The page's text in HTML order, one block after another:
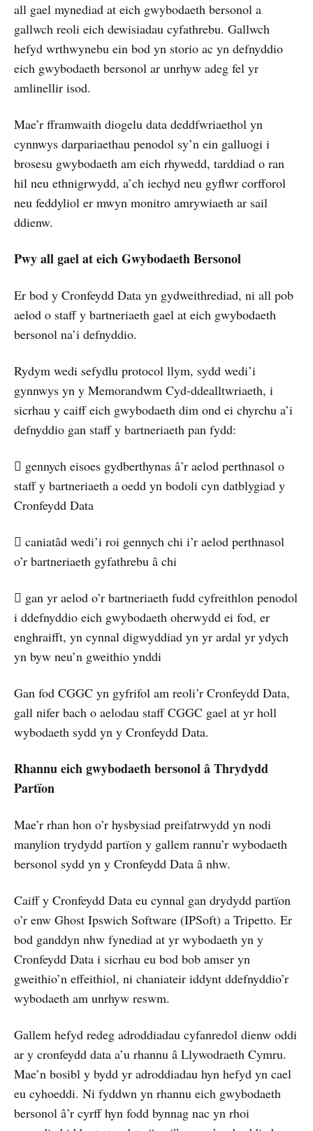
all gael mynediad at eich gwybodaeth bersonol a
gallwch reoli eich dewisiadau cyfathrebu. Gallwch
hefyd wrthwynebu ein bod yn storio ac yn defnyddio
eich gwybodaeth bersonol ar unrhyw adeg fel yr
amlinellir isod.
Mae’r fframwaith diogelu data deddfwriaethol yn
cynnwys darpariaethau penodol sy’n ein galluogi i
brosesu gwybodaeth am eich rhywedd, tarddiad o ran
hil neu ethnigrwydd, a’ch iechyd neu gyflwr corfforol
neu feddyliol er mwyn monitro amrywiaeth ar sail
ddienw.
Pwy all gael at eich Gwybodaeth Bersonol
Er bod y Cronfeydd Data yn gydweithrediad, ni all pob
aelod o staff y bartneriaeth gael at eich gwybodaeth
bersonol na’i defnyddio.
Rydym wedi sefydlu protocol llym, sydd wedi’i
gynnwys yn y Memorandwm Cyd-ddealltwriaeth, i
sicrhau y caiff eich gwybodaeth dim ond ei chyrchu a’i
defnyddio gan staff y bartneriaeth pan fydd:
 gennych eisoes gydberthynas â’r aelod perthnasol o
staff y bartneriaeth a oedd yn bodoli cyn datblygiad y
Cronfeydd Data
 caniatâd wedi’i roi gennych chi i’r aelod perthnasol
o’r bartneriaeth gyfathrebu â chi
 gan yr aelod o’r bartneriaeth fudd cyfreithlon penodol
i ddefnyddio eich gwybodaeth oherwydd ei fod, er
enghraifft, yn cynnal digwyddiad yn yr ardal yr ydych
yn byw neu’n gweithio ynddi
Gan fod CGGC yn gyfrifol am reoli’r Cronfeydd Data,
gall nifer bach o aelodau staff CGGC gael at yr holl
wybodaeth sydd yn y Cronfeydd Data.
Rhannu eich gwybodaeth bersonol â Thrydydd
Partïon
Mae’r rhan hon o’r hysbysiad preifatrwydd yn nodi
manylion trydydd partïon y gallem rannu’r wybodaeth
bersonol sydd yn y Cronfeydd Data â nhw.
Caiff y Cronfeydd Data eu cynnal gan drydydd partïon
o’r enw Ghost Ipswich Software (IPSoft) a Tripetto. Er
bod ganddyn nhw fynediad at yr wybodaeth yn y
Cronfeydd Data i sicrhau eu bod bob amser yn
gweithio’n effeithiol, ni chaniateir iddynt ddefnyddio’r
wybodaeth am unrhyw reswm.
Gallem hefyd redeg adroddiadau cyfanredol dienw oddi
ar y cronfeydd data a’u rhannu â Llywodraeth Cymru.
Mae’n bosibl y bydd yr adroddiadau hyn hefyd yn cael
eu cyhoeddi. Ni fyddwn yn rhannu eich gwybodaeth
bersonol â’r cyrff hyn fodd bynnag nac yn rhoi